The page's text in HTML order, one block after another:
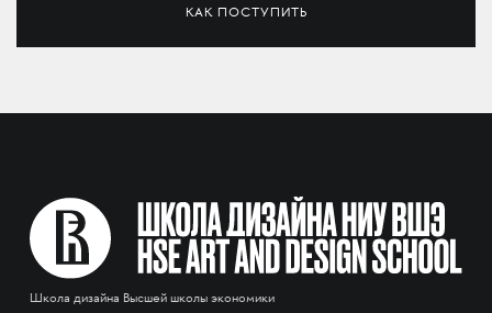
КАК ПОСТУПИТЬ
Школа дизайна Высшей школы экономики